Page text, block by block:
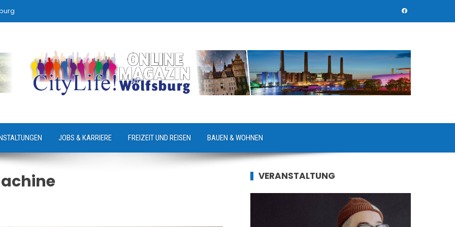
JOBS & KARRIERE FREIZEIT UND REISEN BAUEN & WOHNEN
VERANSTALTUNG